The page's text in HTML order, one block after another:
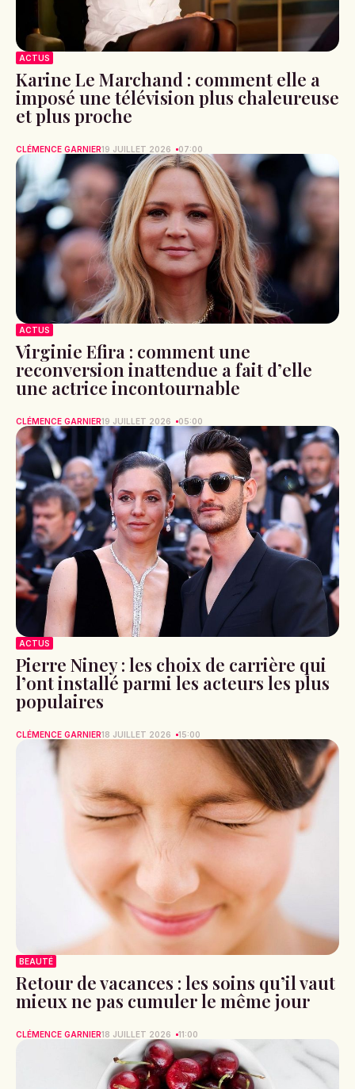
ACTUS
Karine Le Marchand : comment elle a
imposé une télévision plus chaleureuse
et plus proche
CLÉMENCE GARNIER19 JUILLET 2026 07:00
ACTUS
Virginie Efira : comment une
reconversion inattendue a fait d’elle
une actrice incontournable
CLÉMENCE GARNIER19 JUILLET 2026 05:00
ACTUS
Pierre Niney : les choix de carrière qui
l’ont installé parmi les acteurs les plus
populaires
CLÉMENCE GARNIER18 JUILLET 2026 15:00
BEAUTÉ
Retour de vacances : les soins qu’il vaut
mieux ne pas cumuler le même jour
CLÉMENCE GARNIER18 JUILLET 2026 11:00